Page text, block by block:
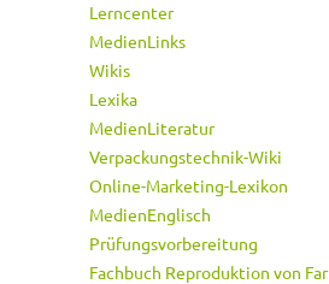
Lerncenter
MedienLinks
Wikis
Lexika
MedienLiteratur
Verpackungstechnik-Wiki
Online-Marketing-Lexikon
MedienEnglisch
Prüfungsvorbereitung
Fachbuch Reproduktion von